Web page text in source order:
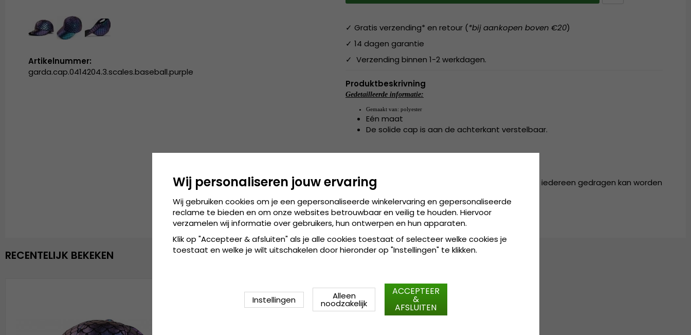
✓ Gratis verzending* en retour (*bij aankopen boven €20)
✓ 14 dagen garantie
✓ Verzending binnen 1-2 werkdagen.
Produktbeskrivning
Gedetailleerde informatie:
Gemaakt van: polyester
Eén maat
De solide cap is aan de achterkant verstelbaar.
Gemaakt van:
Maattabel: de cap is verkrijgbaar in één maat, die door iedereen gedragen kan worden
Artikelnummer:
garda.cap.0414204.3.scales.baseball.purple
RECENTELIJK BEKEKEN
Wij personaliseren jouw ervaring
Wij gebruiken cookies om je een gepersonaliseerde winkelervaring en gepersonaliseerde
reclame te bieden en om onze websites betrouwbaar en veilig te houden. Hiervoor
verzamelen wij informatie over gebruikers, hun ontwerpen en hun apparaten.
Klik op "Accepteer & afsluiten" als je alle cookies toestaat of selecteer welke cookies je
toestaat en welke je wilt uitschakelen door hieronder op "Instellingen" te klikken.
Instellingen Alleen
noodzakelijk
ACCEPTEER
&
AFSLUITEN